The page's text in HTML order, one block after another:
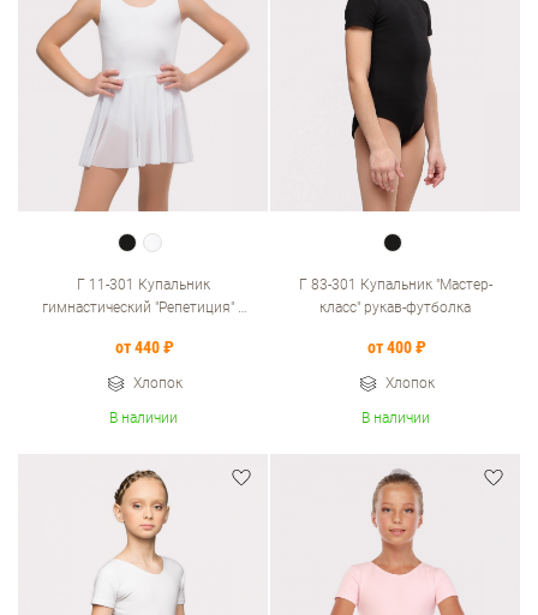
Г 11-301 Купальник
гимнастический "Репетиция" с
от 440 ₽
Хлопок
В наличии
Г 83-301 Купальник "Мастер-
класс" рукав-футболка
от 400 ₽
Хлопок
В наличии